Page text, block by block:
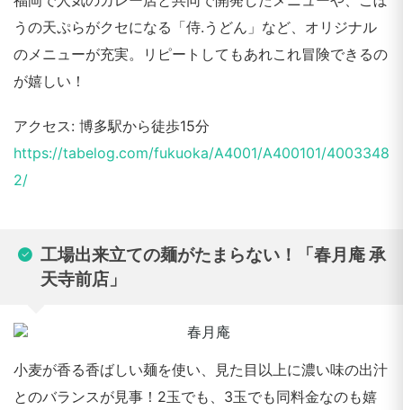
うの天ぷらがクセになる「侍.うどん」など、オリジナル
のメニューが充実。リピートしてもあれこれ冒険できるの
が嬉しい！
アクセス: 博多駅から徒歩15分
https://tabelog.com/fukuoka/A4001/A400101/4003348
2/
工場出来立ての麺がたまらない！「春月庵 承
天寺前店」
小麦が香る香ばしい麺を使い、見た目以上に濃い味の出汁
とのバランスが見事！2玉でも、3玉でも同料金なのも嬉